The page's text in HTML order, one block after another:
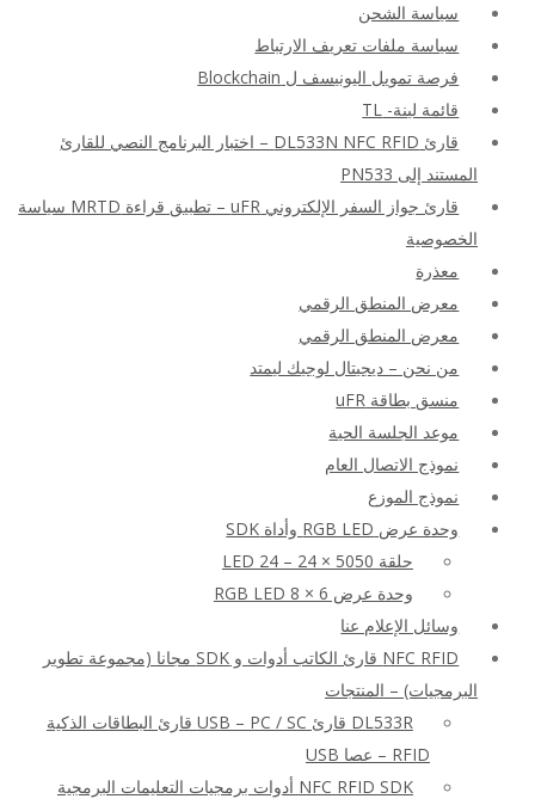
سياسة الشحن
سياسة ملفات تعريف الارتباط
فرصة تمويل اليونيسف ل Blockchain
قائمة لينة- TL
قارئ DL533N NFC RFID – اختبار البرنامج النصي للقارئ
المستند إلى PN533
قارئ جواز السفر الإلكتروني uFR – تطبيق قراءة MRTD سياسة
الخصوصية
معذرة
معرض المنطق الرقمي
معرض المنطق الرقمي
من نحن – ديجيتال لوجيك ليمتد
منسق بطاقة uFR
موعد الجلسة الحية
نموذج الاتصال العام
نموذج الموزع
وحدة عرض RGB LED وأداة SDK
حلقة LED 24 – 24 × 5050
وحدة عرض RGB LED 8 × 6
وسائل الإعلام عنا
NFC RFID قارئ الكاتب أدوات و SDK مجانا (مجموعة تطوير
البرمجيات) – المنتجات
DL533R قارئ USB – PC / SC قارئ البطاقات الذكية
RFID – عصا USB
NFC RFID SDK أدوات برمجيات التعليمات البرمجية